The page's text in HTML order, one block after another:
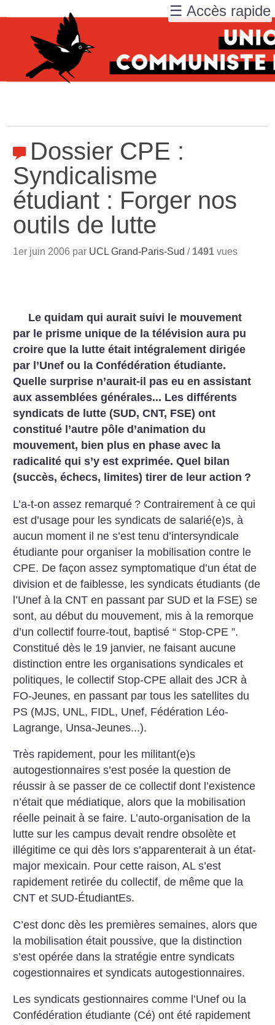
Dossier CPE :
Syndicalisme
étudiant : Forger nos
outils de lutte
1er juin 2006 par UCL Grand-Paris-Sud / 1491 vues
Le quidam qui aurait suivi le mouvement
par le prisme unique de la télévision aura pu
croire que la lutte était intégralement dirigée
par l’Unef ou la Confédération étudiante.
Quelle surprise n’aurait-il pas eu en assistant
aux assemblées générales... Les différents
syndicats de lutte (SUD, CNT, FSE) ont
constitué l’autre pôle d’animation du
mouvement, bien plus en phase avec la
radicalité qui s’y est exprimée. Quel bilan
(succès, échecs, limites) tirer de leur action ?
L’a-t-on assez remarqué ? Contrairement à ce qui
est d’usage pour les syndicats de salarié(e)s, à
aucun moment il ne s’est tenu d’intersyndicale
étudiante pour organiser la mobilisation contre le
CPE. De façon assez symptomatique d’un état de
division et de faiblesse, les syndicats étudiants (de
l’Unef à la CNT en passant par SUD et la FSE) se
sont, au début du mouvement, mis à la remorque
d’un collectif fourre-tout, baptisé “ Stop-CPE ”.
Constitué dès le 19 janvier, ne faisant aucune
distinction entre les organisations syndicales et
politiques, le collectif Stop-CPE allait des JCR à
FO-Jeunes, en passant par tous les satellites du
PS (MJS, UNL, FIDL, Unef, Fédération Léo-
Lagrange, Unsa-Jeunes...).
Très rapidement, pour les militant(e)s
autogestionnaires s’est posée la question de
réussir à se passer de ce collectif dont l’existence
n’était que médiatique, alors que la mobilisation
réelle peinait à se faire. L’auto-organisation de la
lutte sur les campus devait rendre obsolète et
illégitime ce qui dès lors s’apparenterait à un état-
major mexicain. Pour cette raison, AL s’est
rapidement retirée du collectif, de même que la
CNT et SUD-ÉtudiantEs.
C’est donc dès les premières semaines, alors que
la mobilisation était poussive, que la distinction
s’est opérée dans la stratégie entre syndicats
cogestionnaires et syndicats autogestionnaires.
Les syndicats gestionnaires comme l’Unef ou la
Confédération étudiante (Cé) ont été rapidement
☰ Accès rapide